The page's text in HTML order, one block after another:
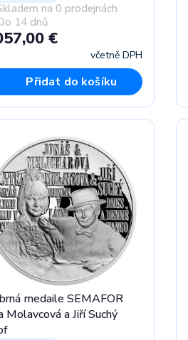
na 0 prodejnách
14 dnů
€
včetně DPH
Přidat do košíku
medaile SEMAFOR
Molavcová a Jiří Suchý